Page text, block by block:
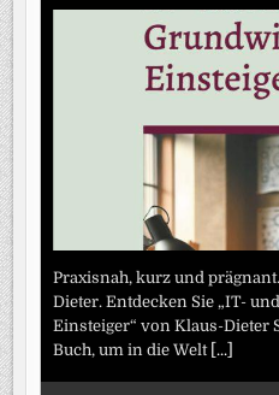
Praxisnah, kurz und
Dieter. Entdecken Sie „IT-
Einsteiger“ von Klaus-Dieter
Buch, um in die Welt [...]